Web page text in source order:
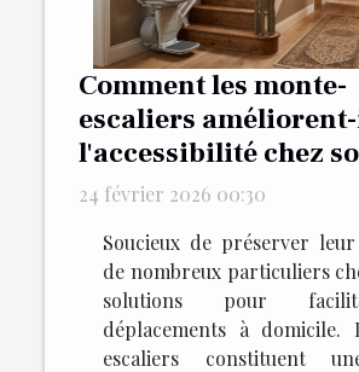
Comment les monte-
escaliers
l'accessibilité chez
24 février 2026 00:30
Soucieux de préserver
de nombreux particuliers
solutions pour
déplacements à domicile.
escaliers constituent